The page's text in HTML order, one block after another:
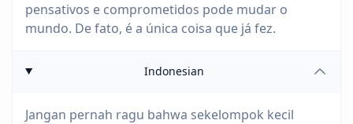
pensativos e comprometidos pode mudar o
mundo. De fato, é a única coisa que já fez.
Indonesian
Jangan pernah ragu bahwa sekelompok kecil